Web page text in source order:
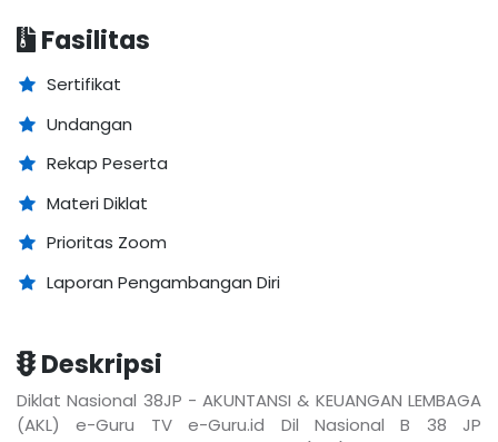
Fasilitas
Sertifikat
Undangan
Rekap Peserta
Materi Diklat
Prioritas Zoom
Laporan Pengambangan Diri
Deskripsi
Diklat Nasional 38JP - AKUNTANSI & KEUANGAN LEMBAGA
(AKL) e-Guru TV e-Guru.id Dil Nasional B 38 JP